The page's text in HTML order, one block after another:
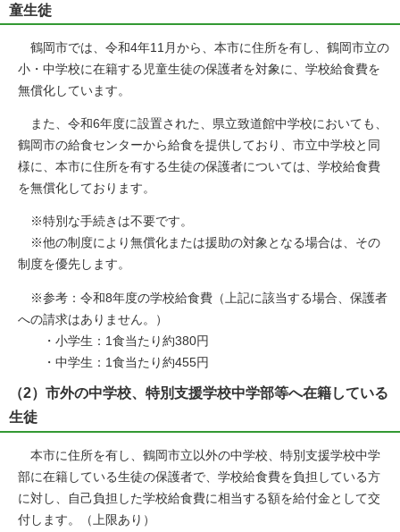
童生徒
鶴岡市では、令和4年11月から、本市に住所を有し、鶴岡市立の
小・中学校に在籍する児童生徒の保護者を対象に、学校給食費を
無償化しています。
また、令和6年度に設置された、県立致道館中学校においても、
鶴岡市の給食センターから給食を提供しており、市立中学校と同
様に、本市に住所を有する生徒の保護者については、学校給食費
を無償化しております。
※特別な手続きは不要です。
※他の制度により無償化または援助の対象となる場合は、その
制度を優先します。
※参考：令和8年度の学校給食費（上記に該当する場合、保護者
への請求はありません。）
・小学生：1食当たり約380円
・中学生：1食当たり約455円
（2）市外の中学校、特別支援学校中学部等へ在籍している
生徒
本市に住所を有し、鶴岡市立以外の中学校、特別支援学校中学
部に在籍している生徒の保護者で、学校給食費を負担している方
に対し、自己負担した学校給食費に相当する額を給付金として交
付します。（上限あり）